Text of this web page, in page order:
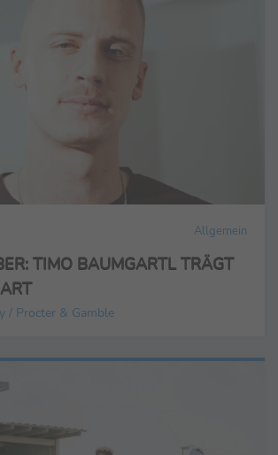
Allgemein
TIMO BAUMGARTL TRÄGT
/ Procter & Gamble